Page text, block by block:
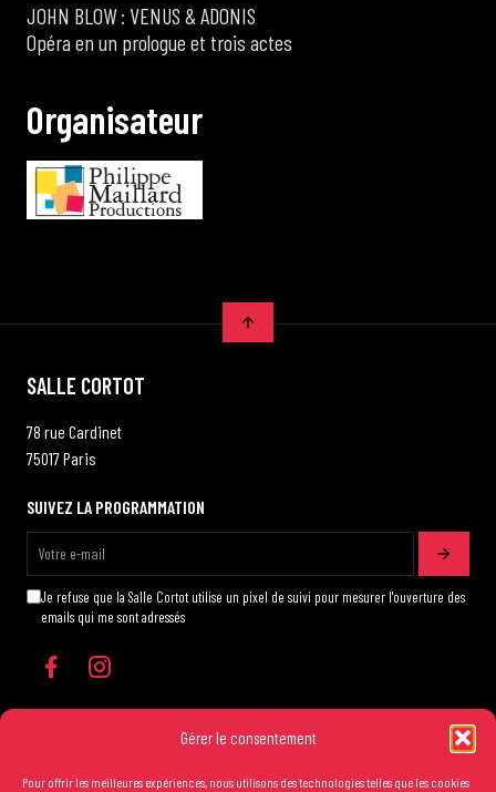
Gérer le consentement
Pour offrir les meilleures expériences, nous utilisons des technologies telles que les cookies
JOHN BLOW : VENUS & ADONIS
Opéra en un prologue et trois actes
Organisateur
SALLE CORTOT
78 rue Cardinet
75017 Paris
SUIVEZ LA PROGRAMMATION
Je refuse que la Salle Cortot utilise un pixel de suivi pour mesurer l'ouverture des
emails qui me sont adressés
Les conditions générales de vente